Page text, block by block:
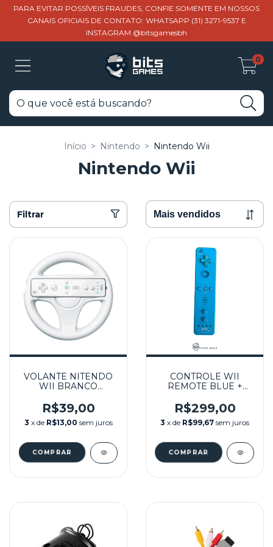
PARA EVITAR POSSÍVEIS FRAUDES, CONFIE SOMENTE EM NOSSOS
CANAIS OFICIAIS DE CONTATO: WHATSAPP (31) 3271-9537 E
INSTAGRAM @bitsgamesbh
0
Início > Nintendo > Nintendo Wii
Nintendo Wii
Filtrar
VOLANTE NITENDO
WII BRANCO
R$39,00
3 x de R$13,00 sem juros
CONTROLE WII
REMOTE BLUE +
INSIDE SEMINOVO -
WII
R$299,00
3 x de R$99,67 sem juros